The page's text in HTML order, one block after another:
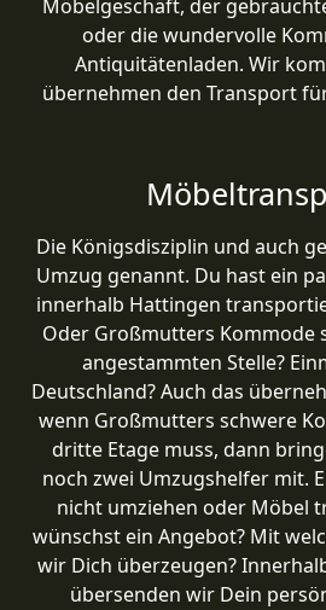
Möbelgeschäft, der
oder die wundervolle
Antiquitätenladen. Wir
übernehmen den Transport
Die Königsdisziplin und auch
Umzug genannt. Du hast ein
innerhalb Hattingen
Oder Großmutters Kommode
angestammten Stelle?
Deutschland? Auch das
wenn Großmutters schwere
dritte Etage muss, dann
noch zwei Umzugshelfer mit.
nicht umziehen oder Möbel
wünschst ein Angebot? Mit
wir Dich überzeugen?
übersenden wir Dein